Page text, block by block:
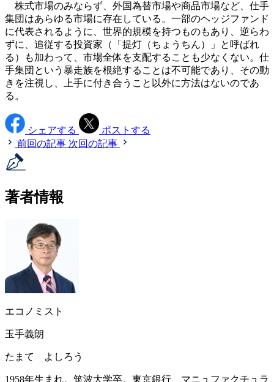
株式市場のみならず、外国為替市場や商品市場など、仕手
集団はあらゆる市場に存在している。一部のヘッジファンド
に代表されるように、世界的規模を持つものもあり、逆らわ
ずに、追従する投資家（「提灯（ちょうちん）」と呼ばれ
る）も加わって、市場全体を支配することも少なくない。仕
手集団という暴走族を根絶することは不可能であり、その動
きを注視し、上手に付き合うこと以外に方法はないのであ
る。
シェアする
ポストする
前回の記事 次回の記事
著者情報
エコノミスト
玉手義朗
たまて よしろう
1958年生まれ。筑波大学卒。東京銀行、マニュファクチュラ